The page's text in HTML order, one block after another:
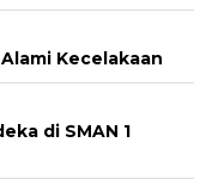
Kecelakaan
di SMAN 1